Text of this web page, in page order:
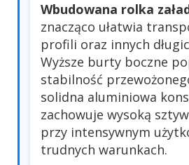
Wbudowana rolka
znacząco ułatwia
profili oraz innych
Wyższe burty boczne
stabilność
solidna aluminiowa
zachowuje wysoką
przy intensywnym
trudnych warunkach.